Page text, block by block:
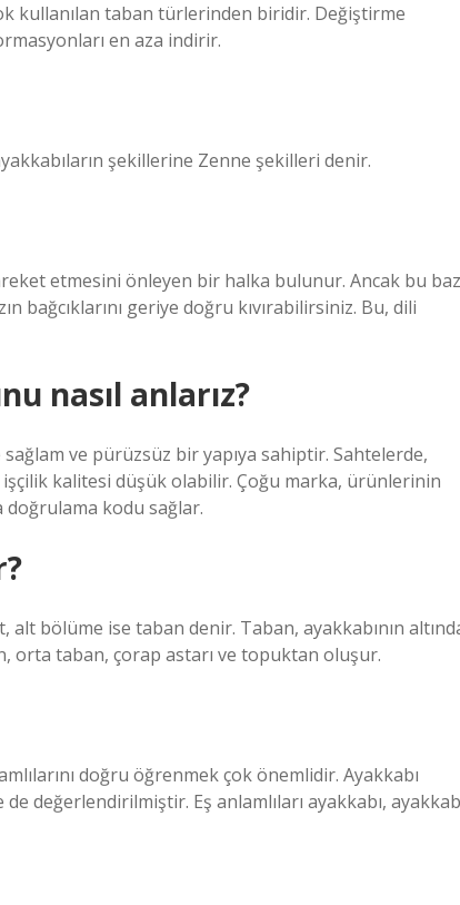
kullanılan taban türlerinden biridir. Değiştirme
en aza indirir.
şekillerine Zenne şekilleri denir.
etmesini önleyen bir halka bulunur. Ancak bu
bağcıklarını geriye doğru kıvırabilirsiniz. Bu, dili
nasıl anlarız?
ve pürüzsüz bir yapıya sahiptir. Sahtelerde,
kalitesi düşük olabilir. Çoğu marka, ürünlerinin
kodu sağlar.
bölüme ise taban denir. Taban, ayakkabının
orta taban, çorap astarı ve topuktan oluşur.
doğru öğrenmek çok önemlidir. Ayakkabı
değerlendirilmiştir. Eş anlamlıları ayakkabı,